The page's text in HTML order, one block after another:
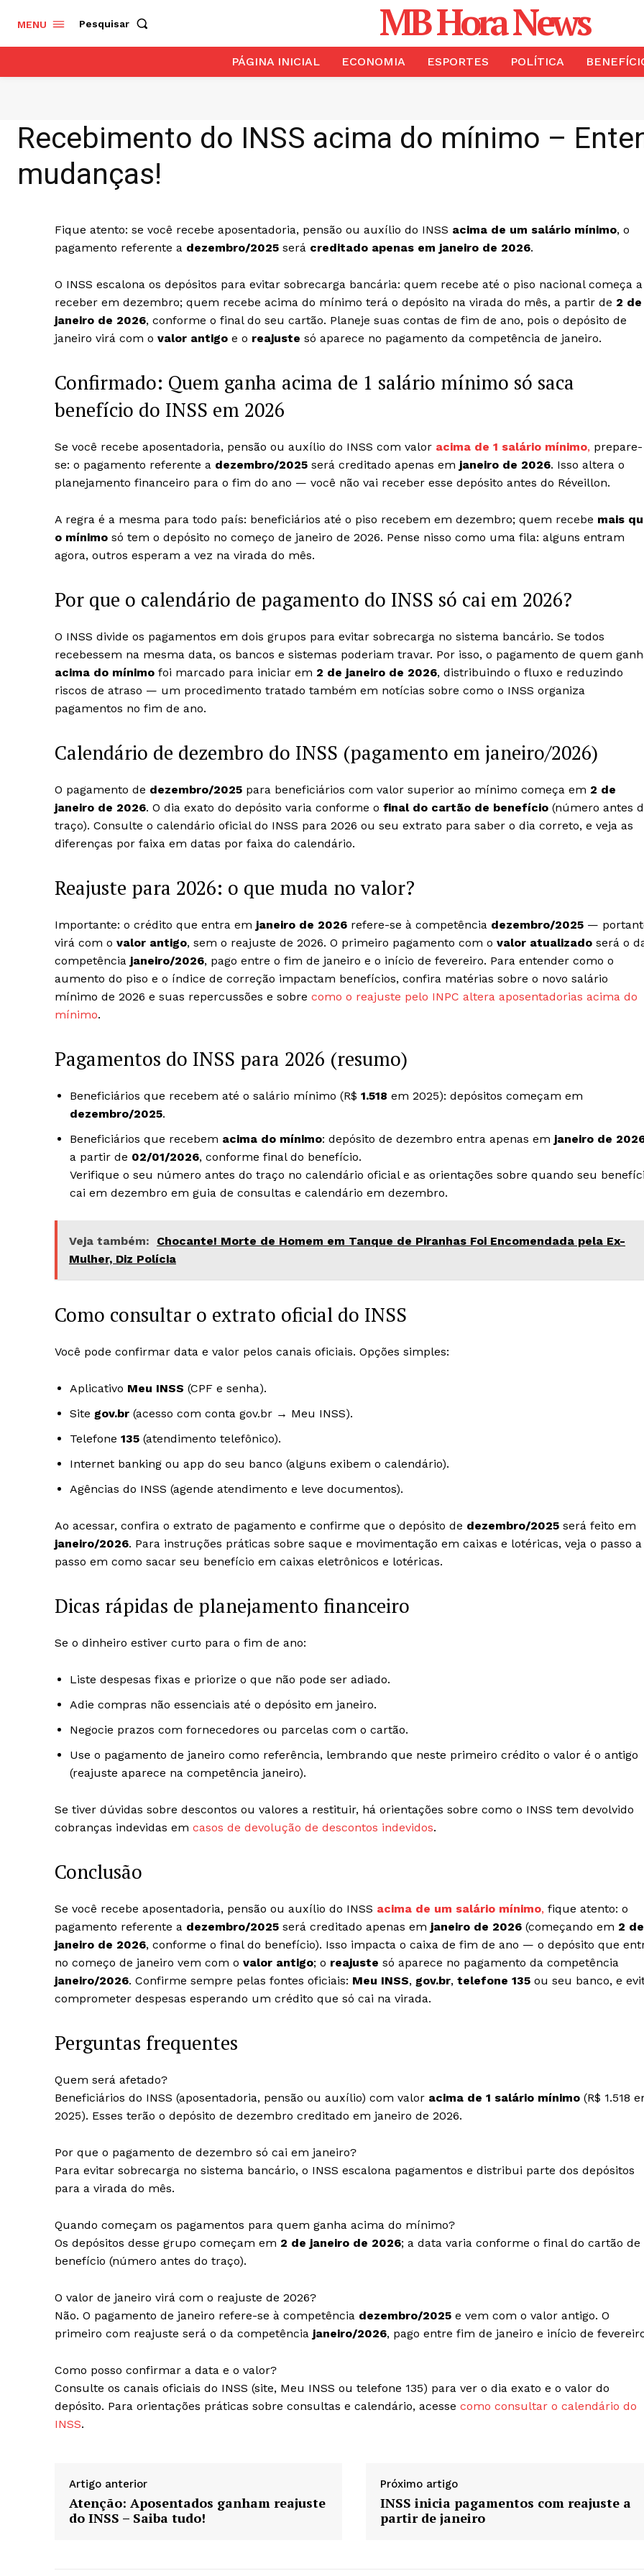
MENU Pesquisar MB Hora News
PÁGINA INICIAL ECONOMIA ESPORTES POLÍTICA
Recebimento do INSS acima do mínimo –
mudanças!
Fique atento: se você recebe aposentadoria, pensão ou auxílio do INSS acima de um salário mínimo, o
pagamento referente a dezembro/2025 será creditado apenas em janeiro de 2026.
O INSS escalona os depósitos para evitar sobrecarga bancária: quem recebe até o piso nacional começa a
receber em dezembro; quem recebe acima do mínimo terá o depósito na virada do mês, a partir de 2 de
janeiro de 2026, conforme o final do seu cartão. Planeje suas contas de fim de ano, pois o depósito de
janeiro virá com o valor antigo e o reajuste só aparece no pagamento da competência de janeiro.
Confirmado: Quem ganha acima de 1 salário mínimo só saca
benefício do INSS em 2026
Se você recebe aposentadoria, pensão ou auxílio do INSS com valor acima de 1 salário mínimo, prepare-
se: o pagamento referente a dezembro/2025 será creditado apenas em janeiro de 2026. Isso altera o
planejamento financeiro para o fim do ano — você não vai receber esse depósito antes do Réveillon.
A regra é a mesma para todo país: beneficiários até o piso recebem em dezembro; quem recebe mais
o mínimo só tem o depósito no começo de janeiro de 2026. Pense nisso como uma fila: alguns entram
agora, outros esperam a vez na virada do mês.
Por que o calendário de pagamento do INSS só cai em 2026?
O INSS divide os pagamentos em dois grupos para evitar sobrecarga no sistema bancário. Se todos
recebessem na mesma data, os bancos e sistemas poderiam travar. Por isso, o pagamento de quem
acima do mínimo foi marcado para iniciar em 2 de janeiro de 2026, distribuindo o fluxo e reduzindo
riscos de atraso — um procedimento tratado também em notícias sobre como o INSS organiza
pagamentos no fim de ano.
Calendário de dezembro do INSS (pagamento em janeiro/2026)
O pagamento de dezembro/2025 para beneficiários com valor superior ao mínimo começa em 2 de
janeiro de 2026. O dia exato do depósito varia conforme o final do cartão de benefício (número antes
traço). Consulte o calendário oficial do INSS para 2026 ou seu extrato para saber o dia correto, e veja as
diferenças por faixa em datas por faixa do calendário.
Reajuste para 2026: o que muda no valor?
Importante: o crédito que entra em janeiro de 2026 refere-se à competência dezembro/2025 —
virá com o valor antigo, sem o reajuste de 2026. O primeiro pagamento com o valor atualizado será o
competência janeiro/2026, pago entre o fim de janeiro e o início de fevereiro. Para entender como o
aumento do piso e o índice de correção impactam benefícios, confira matérias sobre o novo salário
mínimo de 2026 e suas repercussões e sobre como o reajuste pelo INPC altera aposentadorias acima do
mínimo.
Pagamentos do INSS para 2026 (resumo)
Beneficiários que recebem até o salário mínimo (R$ 1.518 em 2025): depósitos começam em
dezembro/2025.
Beneficiários que recebem acima do mínimo: depósito de dezembro entra apenas em janeiro de
a partir de 02/01/2026, conforme final do benefício.
Verifique o seu número antes do traço no calendário oficial e as orientações sobre quando seu
cai em dezembro em guia de consultas e calendário em dezembro.
Veja também:
Chocante! Morte de Homem em Tanque de Piranhas Foi Encomendada pela Ex-
Mulher, Diz Polícia
Como consultar o extrato oficial do INSS
Você pode confirmar data e valor pelos canais oficiais. Opções simples:
Aplicativo Meu INSS (CPF e senha).
Site gov.br (acesso com conta gov.br → Meu INSS).
Telefone 135 (atendimento telefônico).
Internet banking ou app do seu banco (alguns exibem o calendário).
Agências do INSS (agende atendimento e leve documentos).
Ao acessar, confira o extrato de pagamento e confirme que o depósito de dezembro/2025 será feito em
janeiro/2026. Para instruções práticas sobre saque e movimentação em caixas e lotéricas, veja o passo a
passo em como sacar seu benefício em caixas eletrônicos e lotéricas.
Dicas rápidas de planejamento financeiro
Se o dinheiro estiver curto para o fim de ano:
Liste despesas fixas e priorize o que não pode ser adiado.
Adie compras não essenciais até o depósito em janeiro.
Negocie prazos com fornecedores ou parcelas com o cartão.
Use o pagamento de janeiro como referência, lembrando que neste primeiro crédito o valor é o antigo
(reajuste aparece na competência janeiro).
Se tiver dúvidas sobre descontos ou valores a restituir, há orientações sobre como o INSS tem devolvido
cobranças indevidas em casos de devolução de descontos indevidos.
Conclusão
Se você recebe aposentadoria, pensão ou auxílio do INSS acima de um salário mínimo, fique atento: o
pagamento referente a dezembro/2025 será creditado apenas em janeiro de 2026 (começando em 2 de
janeiro de 2026, conforme o final do benefício). Isso impacta o caixa de fim de ano — o depósito que
no começo de janeiro vem com o valor antigo; o reajuste só aparece no pagamento da competência
janeiro/2026. Confirme sempre pelas fontes oficiais: Meu INSS, gov.br, telefone 135 ou seu banco, e
comprometer despesas esperando um crédito que só cai na virada.
Perguntas frequentes
Quem será afetado?
Beneficiários do INSS (aposentadoria, pensão ou auxílio) com valor acima de 1 salário mínimo (R$ 1.518
2025). Esses terão o depósito de dezembro creditado em janeiro de 2026.
Por que o pagamento de dezembro só cai em janeiro?
Para evitar sobrecarga no sistema bancário, o INSS escalona pagamentos e distribui parte dos depósitos
para a virada do mês.
Quando começam os pagamentos para quem ganha acima do mínimo?
Os depósitos desse grupo começam em 2 de janeiro de 2026; a data varia conforme o final do cartão de
benefício (número antes do traço).
O valor de janeiro virá com o reajuste de 2026?
Não. O pagamento de janeiro refere-se à competência dezembro/2025 e vem com o valor antigo. O
primeiro com reajuste será o da competência janeiro/2026, pago entre fim de janeiro e início de
Como posso confirmar a data e o valor?
Consulte os canais oficiais do INSS (site, Meu INSS ou telefone 135) para ver o dia exato e o valor do
depósito. Para orientações práticas sobre consultas e calendário, acesse como consultar o calendário do
INSS.
Artigo anterior
Atenção: Aposentados ganham reajuste
do INSS – Saiba tudo!
Próximo artigo
INSS inicia pagamentos com reajuste a
partir de janeiro